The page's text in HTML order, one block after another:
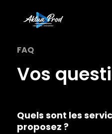
FAQ
Vos
Quels sont les
proposez ?